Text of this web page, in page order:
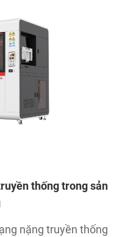
thống trong sản
nặng truyền thống